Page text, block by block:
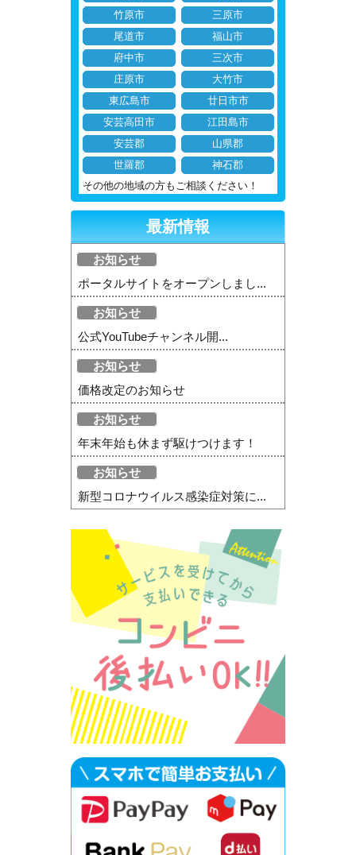
竹原市
三原市
尾道市
福山市
府中市
三次市
庄原市
大竹市
東広島市
廿日市市
安芸高田市
江田島市
安芸郡
山県郡
世羅郡
神石郡
その他の地域の方もご相談ください！
最新情報
お知らせ
ポータルサイトをオープンしまし...
お知らせ
公式YouTubeチャンネル開...
お知らせ
価格改定のお知らせ
お知らせ
年末年始も休まず駆けつけます！
お知らせ
新型コロナウイルス感染症対策に...